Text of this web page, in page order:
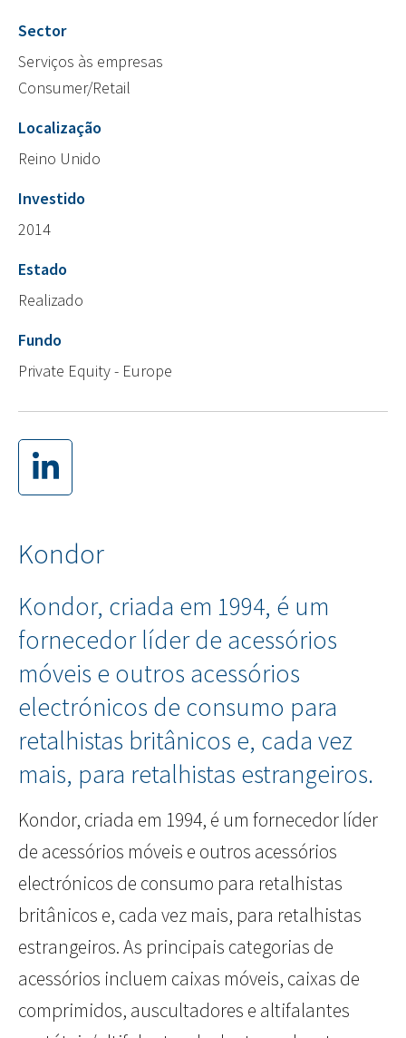
Sector
Serviços às empresas
Consumer/Retail
Localização
Reino Unido
Investido
2014
Estado
Realizado
Fundo
Private Equity - Europe
Kondor
Kondor, criada em 1994, é um
fornecedor líder de acessórios
móveis e outros acessórios
electrónicos de consumo para
retalhistas britânicos e, cada vez
mais, para retalhistas estrangeiros.
Kondor, criada em 1994, é um fornecedor líder
de acessórios móveis e outros acessórios
electrónicos de consumo para retalhistas
britânicos e, cada vez mais, para retalhistas
estrangeiros. As principais categorias de
acessórios incluem caixas móveis, caixas de
comprimidos, auscultadores e altifalantes